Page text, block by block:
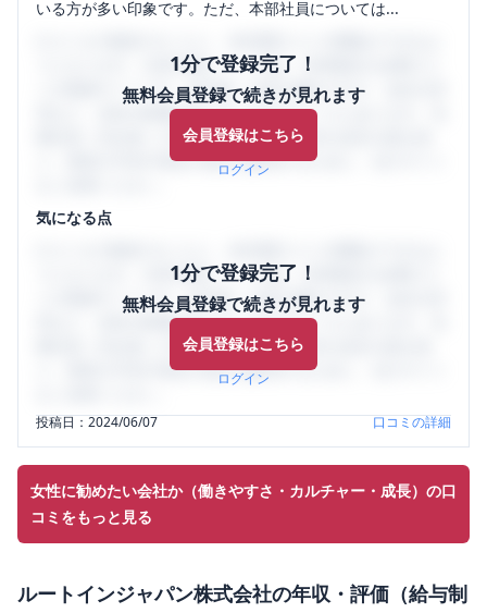
いる方が多い印象です。ただ、本部社員については...
1分で登録完了！
無料会員登録で続きが見れます
会員登録はこちら
ログイン
うになります。SHEHUB(シーハブ)は、女性限定の企業口コ
ミの投稿サイトです。給与面・女性の働きやすさ・会社の評
判など、女性の転職は気にすべき点がたくさんあります。先
輩社員（元社員）の口コミを通して、本当の会社の姿を知
り、将来の不安や現在の悩みを解消するために、ぜひサイト
気になる点
1分で登録完了！
無料会員登録で続きが見れます
会員登録はこちら
ログイン
うになります。SHEHUB(シーハブ)は、女性限定の企業口コ
ミの投稿サイトです。給与面・女性の働きやすさ・会社の評
判など、女性の転職は気にすべき点がたくさんあります。先
輩社員（元社員）の口コミを通して、本当の会社の姿を知
り、将来の不安や現在の悩みを解消するために、ぜひサイト
投稿日：2024/06/07 口コミの詳細
女性に勧めたい会社か（働きやすさ・カルチャー・成長）の口
コミをもっと見る
ルートインジャパン株式会社の年収・評価（給与制